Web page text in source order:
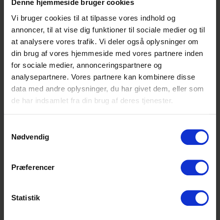
Denne hjemmeside bruger cookies
Vi bruger cookies til at tilpasse vores indhold og
annoncer, til at vise dig funktioner til sociale medier og til
at analysere vores trafik. Vi deler også oplysninger om
din brug af vores hjemmeside med vores partnere inden
for sociale medier, annonceringspartnere og
analysepartnere. Vores partnere kan kombinere disse
data med andre oplysninger, du har givet dem, eller som
de har indsamlet fra din brug af deres tjenester.
Nødvendig
Præferencer
Statistik
eksponering af varer
kundevejledning
drift af varehuset
Lidt om Elektronik
Vi sælger de nyeste produkter, så vores
kunder altid er sikre på at finde det, de søger
hos os. Vi har en god og humoristisk
har rigtig travlt. Vi har forstand på det, vi
sælger, og det kommer i sidste ende vores
produkterne er en stor del af vores